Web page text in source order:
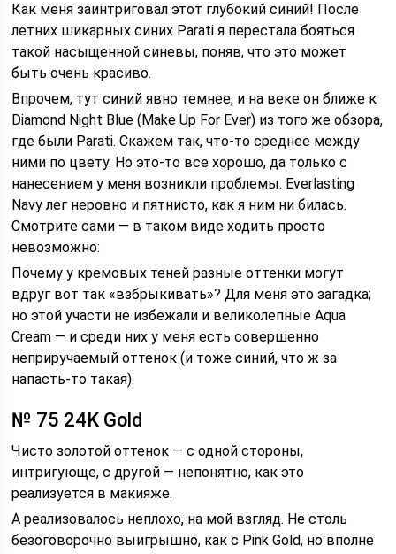
Как меня заинтриговал этот глубокий синий! После
летних шикарных синих Parati я перестала бояться
такой насыщенной синевы, поняв, что это может
быть очень красиво.
Впрочем, тут синий явно темнее, и на веке он ближе к
Diamond Night Blue (Make Up For Ever) из того же обзора,
где были Parati. Скажем так, что-то среднее между
ними по цвету. Но это-то все хорошо, да только с
нанесением у меня возникли проблемы. Everlasting
Navy лег неровно и пятнисто, как я ним ни билась.
Смотрите сами — в таком виде ходить просто
невозможно:
Почему у кремовых теней разные оттенки могут
вдруг вот так «взбрыкивать»? Для меня это загадка;
но этой участи не избежали и великолепные Aqua
Cream — и среди них у меня есть совершенно
неприручаемый оттенок (и тоже синий, что ж за
напасть-то такая).
№ 75 24K Gold
Чисто золотой оттенок — с одной стороны,
интригующе, с другой — непонятно, как это
реализуется в макияже.
А реализовалось неплохо, на мой взгляд. Не столь
безоговорочно выигрышно, как с Pink Gold, но вполне